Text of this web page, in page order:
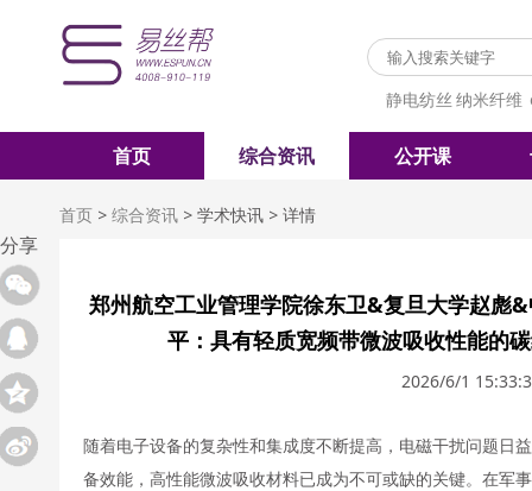
静电纺丝 纳米纤维
首页 综合资讯 公开课
首页 > 综合资讯 > 学术快讯 > 详情
郑州航空工业管理学院徐东卫&复旦大学赵彪
平：具有轻质宽频带微波吸收性能的
2026/6/1
随着电子设备的复杂性和集成度不断提高，电磁干扰问题日
备效能，高性能微波吸收材料已成为不可或缺的关键。在军
分享